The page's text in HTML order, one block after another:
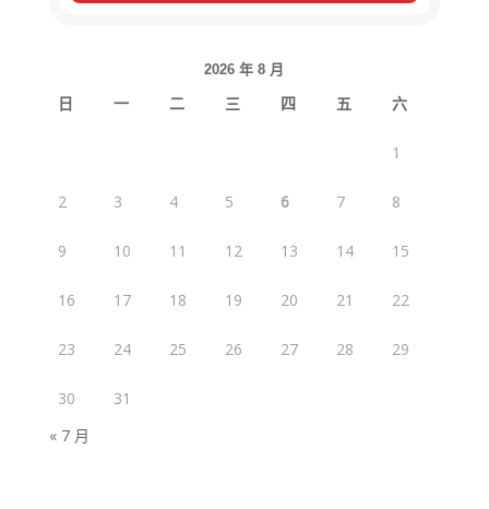
2026 年 8 月
日 一 二 三 四 五 六
1
2 3 4 5 6 7 8
9 10 11 12 13 14 15
16 17 18 19 20 21 22
23 24 25 26 27 28 29
30
31
« 7 月